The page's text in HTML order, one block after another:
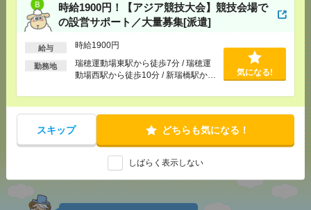
時給1900円！【アジア競技大会】競技会場で
の設営サポート／大量募集[派遣]
給与 時給1900円
勤務地
瑞穂運動場東駅から徒歩7分 / 瑞穂運
動場西駅から徒歩10分 / 新瑞橋駅から
気になる!
スキップ どちらも気になる！
しばらく表示しない
応募ページへ
気になる！ 電話応募
で送る LINEで送る
ツイート